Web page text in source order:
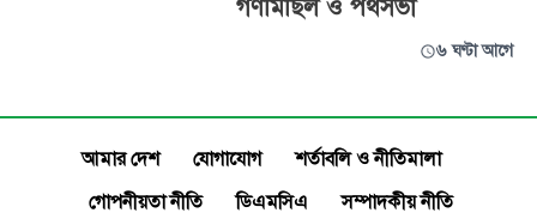
গণমিছিল ও পথসভা
৬ ঘণ্টা আগে
আমার দেশ যোগাযোগ
শর্তাবলি ও নীতিমালা
গোপনীয়তা নীতি
ডিএমসিএ সম্পাদকীয় নীতি